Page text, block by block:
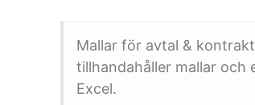
Mallar för avtal &
tillhandahåller mallar och
Excel.